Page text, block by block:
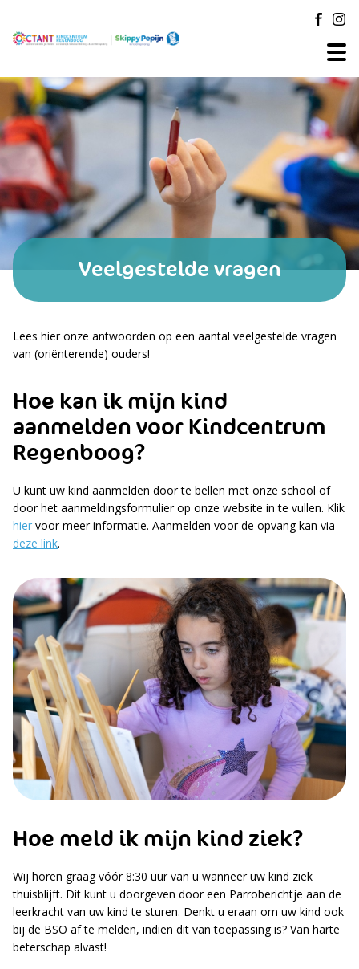
Veelgestelde vragen
Lees hier onze antwoorden op een aantal veelgestelde vragen
van (oriënterende) ouders!
Hoe kan ik mijn kind
aanmelden voor Kindcentrum
Regenboog?
U kunt uw kind aanmelden door te bellen met onze school of
door het aanmeldingsformulier op onze website in te vullen. Klik
hier voor meer informatie. Aanmelden voor de opvang kan via
deze link.
Hoe meld ik mijn kind ziek?
Wij horen graag vóór 8:30 uur van u wanneer uw kind ziek
thuisblijft. Dit kunt u doorgeven door een Parroberichtje aan de
leerkracht van uw kind te sturen. Denkt u eraan om uw kind ook
bij de BSO af te melden, indien dit van toepassing is? Van harte
beterschap alvast!